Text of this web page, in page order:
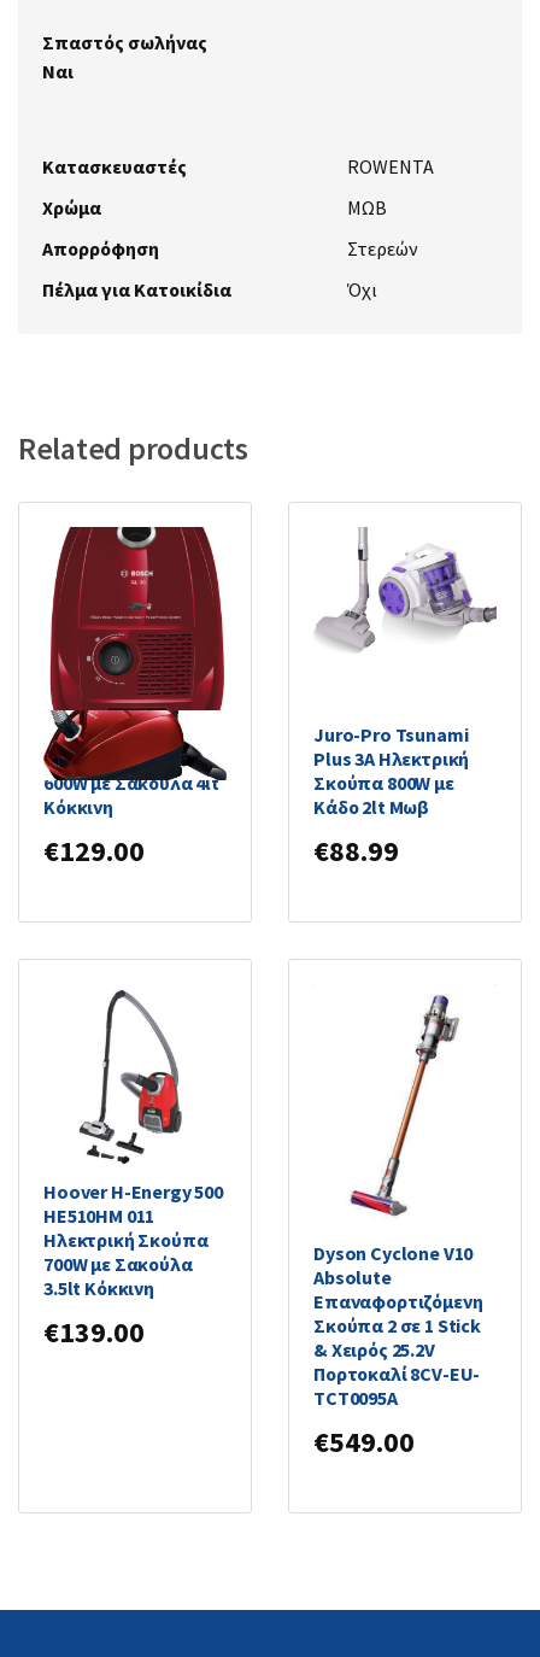
Σπαστός σωλήνας
Ναι
Κατασκευαστές
ROWENTA
Χρώμα
ΜΩΒ
Απορρόφηση
Στερεών
Πέλμα για Κατοικίδια
Όχι
Related products
Bosch BGL3A210
Ηλεκτρική Σκούπα
600W με Σακούλα 4lt
Κόκκινη
€129.00
Juro-Pro Tsunami
Plus 3A Ηλεκτρική
Σκούπα 800W με
Κάδο 2lt Μωβ
€88.99
Hoover H-Energy 500
HE510HM 011
Ηλεκτρική Σκούπα
700W με Σακούλα
3.5lt Κόκκινη
€139.00
Dyson Cyclone V10
Absolute
Επαναφορτιζόμενη
Σκούπα 2 σε 1 Stick
& Χειρός 25.2V
Πορτοκαλί 8CV-EU-
TCT0095A
€549.00